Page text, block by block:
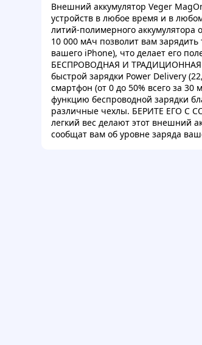
Внешний аккумулятор Veger
устройств в любое время и в
литий-полимерного аккумулятора
10 000 мАч позволит вам зарядить
вашего iPhone), что делает его
БЕСПРОВОДНАЯ И ТРАДИЦИОННАЯ
быстрой зарядки Power Delivery
смартфон (от 0 до 50% всего за 30
функцию беспроводной зарядки
различные чехлы. БЕРИТЕ ЕГО С
легкий вес делают этот внешний
сообщат вам об уровне заряда